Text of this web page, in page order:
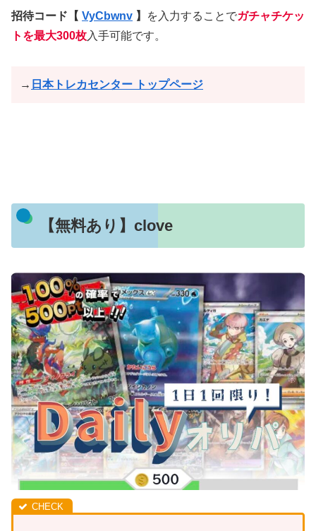
招待コード【 VyCbwnv 】 を入力することでガチャチケッ
トを最大300枚入手可能です。
→ 日本トレカセンター トップページ
【無料あり】clove